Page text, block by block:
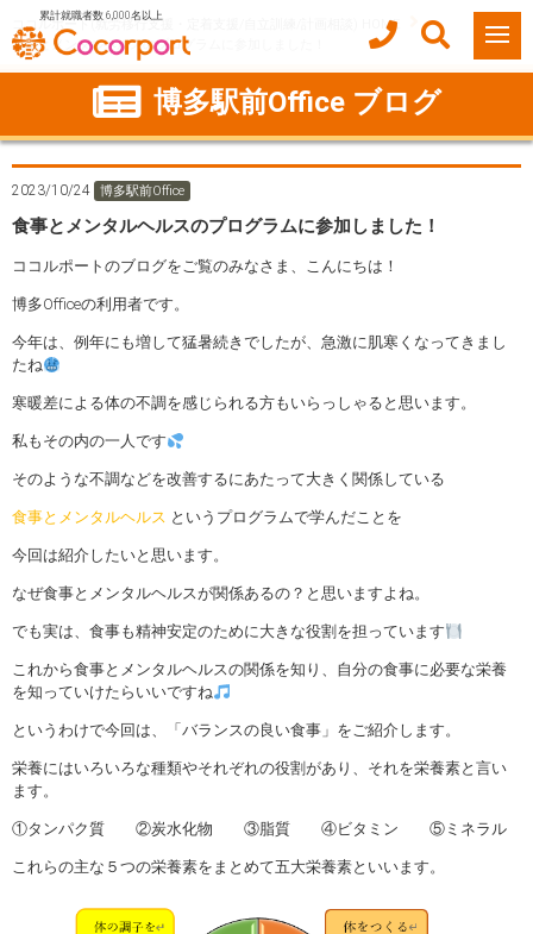
累計就職者数 6,000名以上
ココルポート(就労移行支援・定着支援/自立訓練/計画相談) HOME
食事とメンタルヘルスのプログラムに参加しました！
博多駅前Office ブログ
2023/10/24 博多駅前Office
食事とメンタルヘルスのプログラムに参加しました！
ココルポートのブログをご覧のみなさま、こんにちは！
博多Officeの利用者です。
今年は、例年にも増して猛暑続きでしたが、急激に肌寒くなってきまし
たね
寒暖差による体の不調を感じられる方もいらっしゃると思います。
私もその内の一人です
そのような不調などを改善するにあたって大きく関係している
食事とメンタルヘルス というプログラムで学んだことを
今回は紹介したいと思います。
なぜ食事とメンタルヘルスが関係あるの？と思いますよね。
でも実は、食事も精神安定のために大きな役割を担っています
これから食事とメンタルヘルスの関係を知り、自分の食事に必要な栄養
を知っていけたらいいですね
というわけで今回は、「バランスの良い食事」をご紹介します。
栄養にはいろいろな種類やそれぞれの役割があり、それを栄養素と言い
ます。
①タンパク質 ②炭水化物 ③脂質 ④ビタミン ⑤ミネラル
これらの主な５つの栄養素をまとめて五大栄養素といいます。